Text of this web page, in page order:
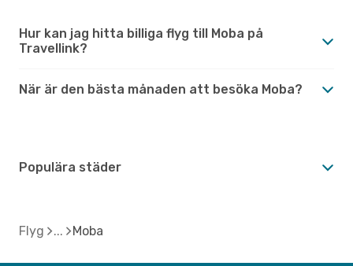
Hur kan jag hitta billiga flyg till Moba på
Travellink?
När är den bästa månaden att besöka Moba?
Populära städer
Flyg Moba